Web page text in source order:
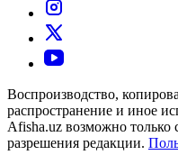
Воспроизводство,
распространение и иное
Afisha.uz возможно только
разрешения редакции.